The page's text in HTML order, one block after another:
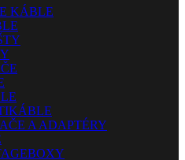
KÁBLE
A ADAPTÉRY